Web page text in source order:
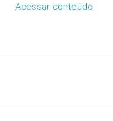
Acessar conteúdo